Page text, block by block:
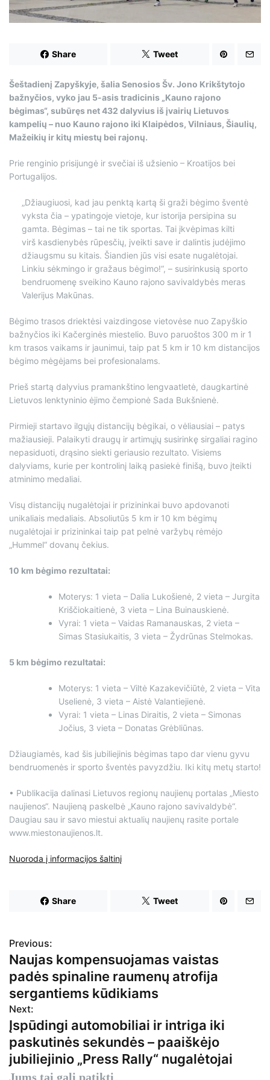
Share Tweet
Šeštadienį Zapyškyje, šalia Senosios Šv. Jono Krikštytojo
bažnyčios, vyko jau 5-asis tradicinis „Kauno rajono
bėgimas“, subūręs net 432 dalyvius iš įvairių Lietuvos
kampelių – nuo Kauno rajono iki Klaipėdos, Vilniaus, Šiaulių,
Mažeikių ir kitų miestų bei rajonų.
Prie renginio prisijungė ir svečiai iš užsienio – Kroatijos bei
Portugalijos.
„Džiaugiuosi, kad jau penktą kartą ši graži bėgimo šventė
vyksta čia – ypatingoje vietoje, kur istorija persipina su
gamta. Bėgimas – tai ne tik sportas. Tai įkvėpimas kilti
virš kasdienybės rūpesčių, įveikti save ir dalintis judėjimo
džiaugsmu su kitais. Šiandien jūs visi esate nugalėtojai.
Linkiu sėkmingo ir gražaus bėgimo!“, – susirinkusią sporto
bendruomenę sveikino Kauno rajono savivaldybės meras
Valerijus Makūnas.
Bėgimo trasos driektėsi vaizdingose vietovėse nuo Zapyškio
bažnyčios iki Kačerginės miestelio. Buvo paruoštos 300 m ir 1
km trasos vaikams ir jaunimui, taip pat 5 km ir 10 km distancijos
bėgimo mėgėjams bei profesionalams.
Prieš startą dalyvius pramankštino lengvaatletė, daugkartinė
Lietuvos lenktyninio ėjimo čempionė Sada Bukšnienė.
Pirmieji startavo ilgųjų distancijų bėgikai, o vėliausiai – patys
mažiausieji. Palaikyti draugų ir artimųjų susirinkę sirgaliai ragino
nepasiduoti, drąsino siekti geriausio rezultato. Visiems
dalyviams, kurie per kontrolinį laiką pasiekė finišą, buvo įteikti
atminimo medaliai.
Visų distancijų nugalėtojai ir prizininkai buvo apdovanoti
unikaliais medaliais. Absoliutūs 5 km ir 10 km bėgimų
nugalėtojai ir prizininkai taip pat pelnė varžybų rėmėjo
„Hummel“ dovanų čekius.
10 km bėgimo rezultatai:
Moterys: 1 vieta – Dalia Lukošienė, 2 vieta – Jurgita
Kriščiokaitienė, 3 vieta – Lina Buinauskienė.
Vyrai: 1 vieta – Vaidas Ramanauskas, 2 vieta –
Simas Stasiukaitis, 3 vieta – Žydrūnas Stelmokas.
5 km bėgimo rezultatai:
Moterys: 1 vieta – Viltė Kazakevičiūtė, 2 vieta – Vita
Uselienė, 3 vieta – Aistė Valantiejienė.
Vyrai: 1 vieta – Linas Diraitis, 2 vieta – Simonas
Jočius, 3 vieta – Donatas Grėbliūnas.
Džiaugiamės, kad šis jubiliejinis bėgimas tapo dar vienu gyvu
bendruomenės ir sporto šventės pavyzdžiu. Iki kitų metų starto!
• Publikacija dalinasi Lietuvos regionų naujienų portalas „Miesto
naujienos“. Naujieną paskelbė „Kauno rajono savivaldybė“.
Daugiau sau ir savo miestui aktualių naujienų rasite portale
www.miestonaujienos.lt.
Nuoroda į informacijos šaltinį
Share Tweet
N
a
v
i
g
a
Previous:
Naujas kompensuojamas vaistas
padės spinaline raumenų atrofija
sergantiems kūdikiams
Next:
Įspūdingi automobiliai ir intriga iki
paskutinės sekundės – paaiškėjo
jubiliejinio „Press Rally“ nugalėtojai
Jums tai gali patikti